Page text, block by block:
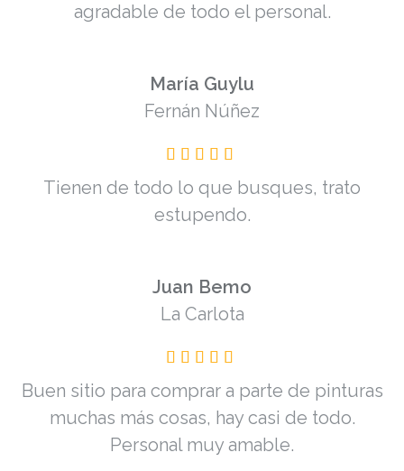
agradable de todo el personal.
María Guylu
Fernán Núñez
Tienen de todo lo que busques, trato
estupendo.
Juan Bemo
La Carlota
Buen sitio para comprar a parte de pinturas
muchas más cosas, hay casi de todo.
Personal muy amable.